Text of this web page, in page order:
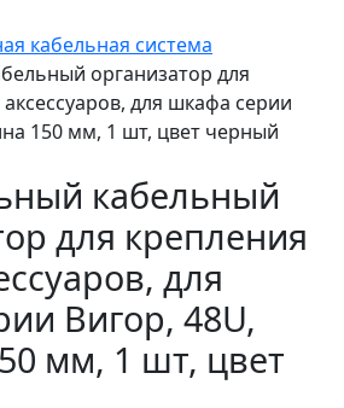
кабельная система
организатор для
для шкафа серии
150 мм, 1 шт, цвет черный
кабельный
для крепления
для
Вигор, 48U,
мм, 1 шт, цвет